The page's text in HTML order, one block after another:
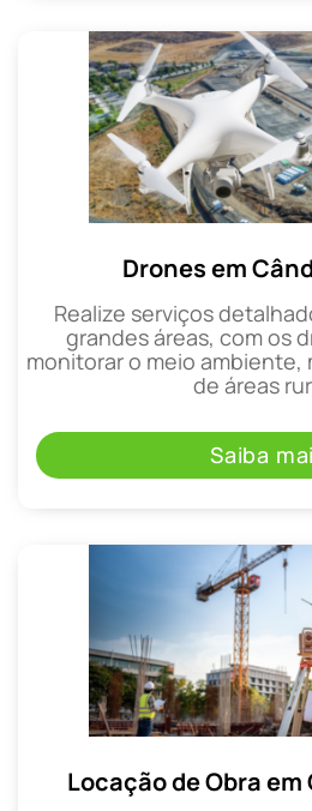
Drones em
Realize serviços
grandes áreas, com os
monitorar o meio ambiente,
de áreas
Saiba
Locação de Obra